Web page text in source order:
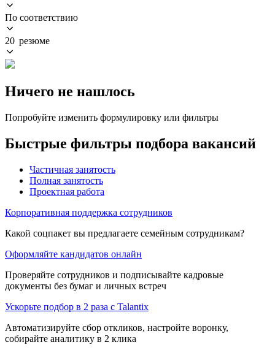
По соответствию
20 резюме
Ничего не нашлось
Попробуйте изменить формулировку или фильтры
Быстрые фильтры подбора вакансий
Частичная занятость
Полная занятость
Проектная работа
Корпоративная поддержка сотрудников
Какой соцпакет вы предлагаете семейным сотрудникам?
Оформляйте кандидатов онлайн
Проверяйте сотрудников и подписывайте кадровые
документы без бумаг и личных встреч
Ускорьте подбор в 2 раза с Talantix
Автоматизируйте сбор откликов, настройте воронку,
собирайте аналитику в 2 клика